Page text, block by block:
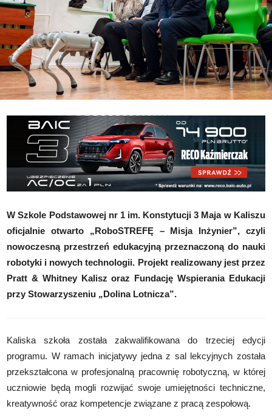
W Szkole Podstawowej nr 1 im. Konstytucji 3 Maja w Kaliszu
oficjalnie otwarto „RoboSTREFĘ – Misja Inżynier”, czyli
nowoczesną przestrzeń edukacyjną przeznaczoną do nauki
robotyki i nowych technologii. Projekt realizowany jest przez
Pratt & Whitney Kalisz oraz Fundację Wspierania Edukacji
przy Stowarzyszeniu „Dolina Lotnicza”.
Kaliska szkoła została zakwalifikowana do trzeciej edycji
programu. W ramach inicjatywy jedna z sal lekcyjnych została
przekształcona w profesjonalną pracownię robotyczną, w której
uczniowie będą mogli rozwijać swoje umiejętności techniczne,
kreatywność oraz kompetencje związane z pracą zespołową.